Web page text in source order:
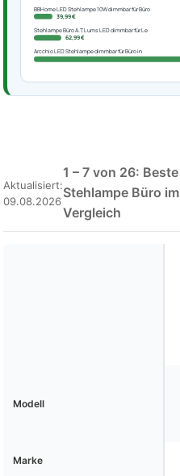
BBHome LED Stehlampe 10W dimmbar für Büro
39,99 €
Stehlampe Büro A.T.Lums LED dimmbar für Le
62,99 €
Arcchio LED Stehlampe dimmbar für Büro in
Aktualisiert:
09.08.2026
1 – 7 von 26: Beste
Stehlampe Büro im
Vergleich
Modell
Marke